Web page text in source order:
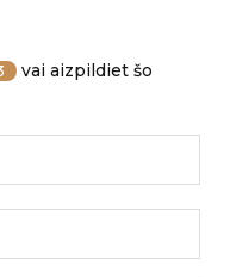
vai aizpildiet šo